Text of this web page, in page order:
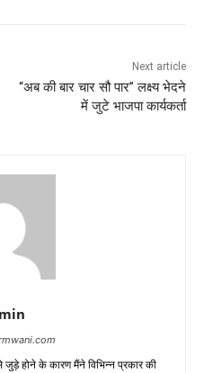
Next article
“अब की बार चार सौ पार” लक्ष्य भेदने
में जुटे भाजपा कार्यकर्ता
होने के कारण मैंने विभिन्न प्रकार की